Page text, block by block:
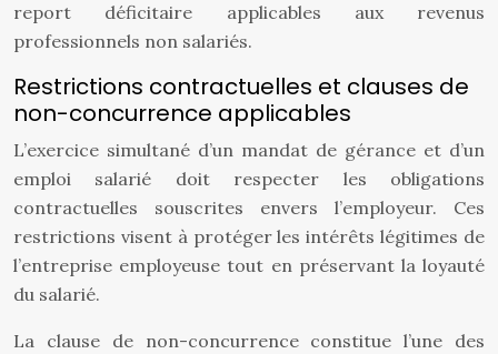
report déficitaire applicables aux revenus
professionnels non salariés.
Restrictions contractuelles et clauses de
non-concurrence applicables
L’exercice simultané d’un mandat de gérance et d’un
emploi salarié doit respecter les obligations
contractuelles souscrites envers l’employeur. Ces
restrictions visent à protéger les intérêts légitimes de
l’entreprise employeuse tout en préservant la loyauté
du salarié.
La clause de non-concurrence constitue l’une des